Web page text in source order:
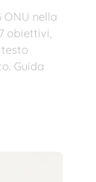
ONU nella
obiettivi,
testo
Guida